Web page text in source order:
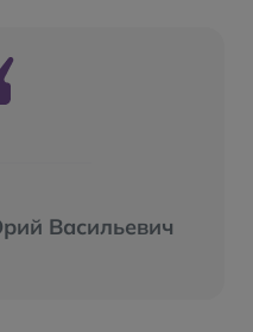
Васильевич